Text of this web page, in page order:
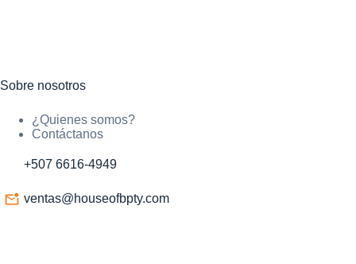
Sobre nosotros
¿Quienes somos?
Contáctanos
+507 6616-4949
ventas@houseofbpty.com